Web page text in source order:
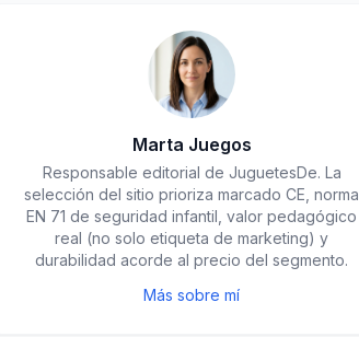
Marta Juegos
Responsable editorial de JuguetesDe. La
selección del sitio prioriza marcado CE, norma
EN 71 de seguridad infantil, valor pedagógico
real (no solo etiqueta de marketing) y
durabilidad acorde al precio del segmento.
Más sobre mí